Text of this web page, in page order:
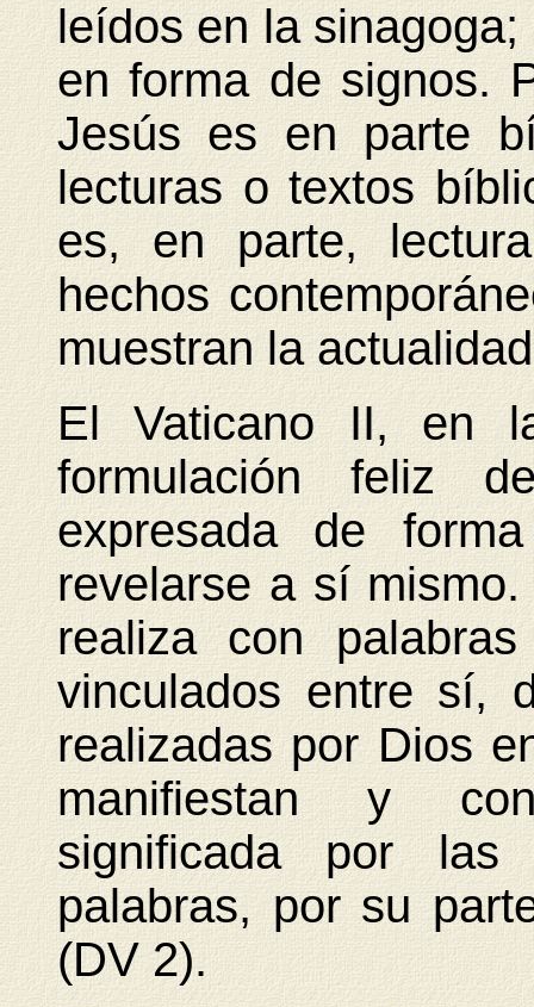
leídos en la
en forma de signos.
Jesús es en parte
lecturas o textos
es, en parte,
hechos
muestran la
El Vaticano II, en
formulación feliz
expresada de
revelarse a sí
realiza con
vinculados entre sí,
realizadas por Dios
manifiestan y
significada por
palabras, por su
(DV 2).